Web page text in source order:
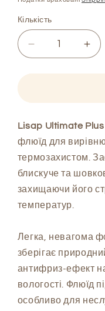
Кількість
Зменшити
кількість
Спрей-
Lisap
Plus
Straight
Fluid
функцією
термозахисту,
250
Lisap Ultimate
флюїд для
термозахистом.
блискуче та
захищаючи його
температур.
Легка, невагома
зберігає
антифриз-ефект
вологості. Флюїд
особливо для